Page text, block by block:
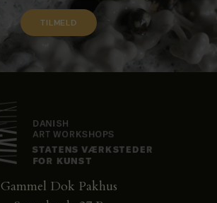
Gammel Dok Pakhus